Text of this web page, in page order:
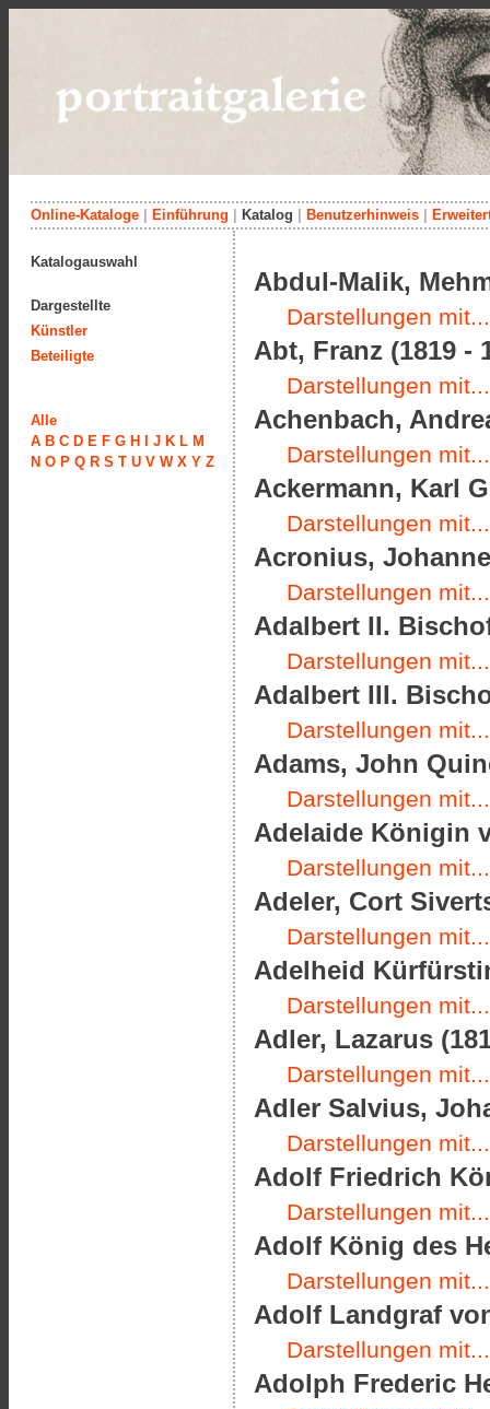
Online-Kataloge Einführung Katalog Benutzerhinweis
Abdul-Malik,
Darstellungen mit...
Abt, Franz (1819 -
Darstellungen mit...
Achenbach,
Darstellungen mit...
Ackermann, Karl
Darstellungen mit...
Acronius,
Darstellungen mit...
Adalbert II.
Darstellungen mit...
Adalbert III.
Darstellungen mit...
Adams, John
Darstellungen mit...
Adelaide Königin
Darstellungen mit...
Adeler, Cort
Darstellungen mit...
Adelheid
Darstellungen mit...
Adler, Lazarus
Darstellungen mit...
Adler Salvius,
Darstellungen mit...
Adolf Friedrich
Darstellungen mit...
Adolf König des
Darstellungen mit...
Adolf Landgraf
Darstellungen mit...
Adolph Frederic
Katalogauswahl
Dargestellte
Künstler
Beteiligte
Alle
A B C D E F G H J K L M
N O P Q R S T U V W X Y Z